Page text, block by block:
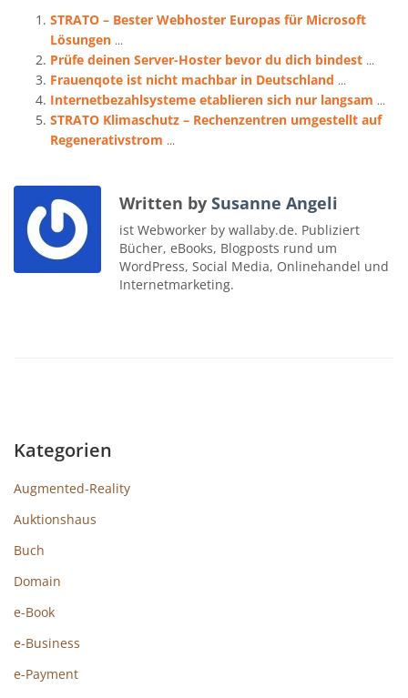
STRATO – Bester Webhoster Europas für Microsoft
Lösungen ...
Prüfe deinen Server-Hoster bevor du dich bindest ...
Frauenqote ist nicht machbar in Deutschland ...
Internetbezahlsysteme etablieren sich nur langsam ...
STRATO Klimaschutz – Rechenzentren umgestellt auf
Regenerativstrom ...
Written by Susanne Angeli
ist Webworker by wallaby.de. Publiziert
Bücher, eBooks, Blogposts rund um
WordPress, Social Media, Onlinehandel und
Internetmarketing.
Kategorien
Augmented-Reality
Auktionshaus
Buch
Domain
e-Book
e-Business
e-Payment